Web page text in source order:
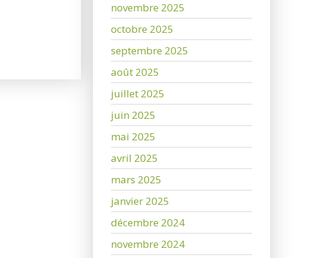
novembre 2025
octobre 2025
septembre 2025
août 2025
juillet 2025
juin 2025
mai 2025
avril 2025
mars 2025
janvier 2025
décembre 2024
novembre 2024